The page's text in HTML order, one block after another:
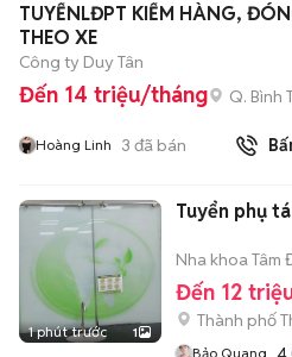
TUYỂNLĐPT KIỂM HÀNG,
THEO XE
Công ty Duy Tân
Đến 14 triệu/tháng Q. Bình
Hoàng Linh 3 đã bán
1 phút trước 1
Tuyển phụ
Nha khoa Tâm
Đến 12
Thành phố
Bảo Quang